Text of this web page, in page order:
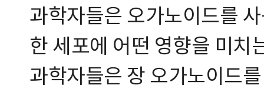
과학자들은 오가노이드를
한 세포에 어떤 영향을 미치
과학자들은 장 오가노이드